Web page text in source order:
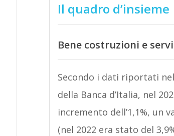
Il quadro d’insieme
Bene costruzioni e
Secondo i dati riportati
della Banca d’Italia, nel
incremento dell’1,1%, un
(nel 2022 era stato del